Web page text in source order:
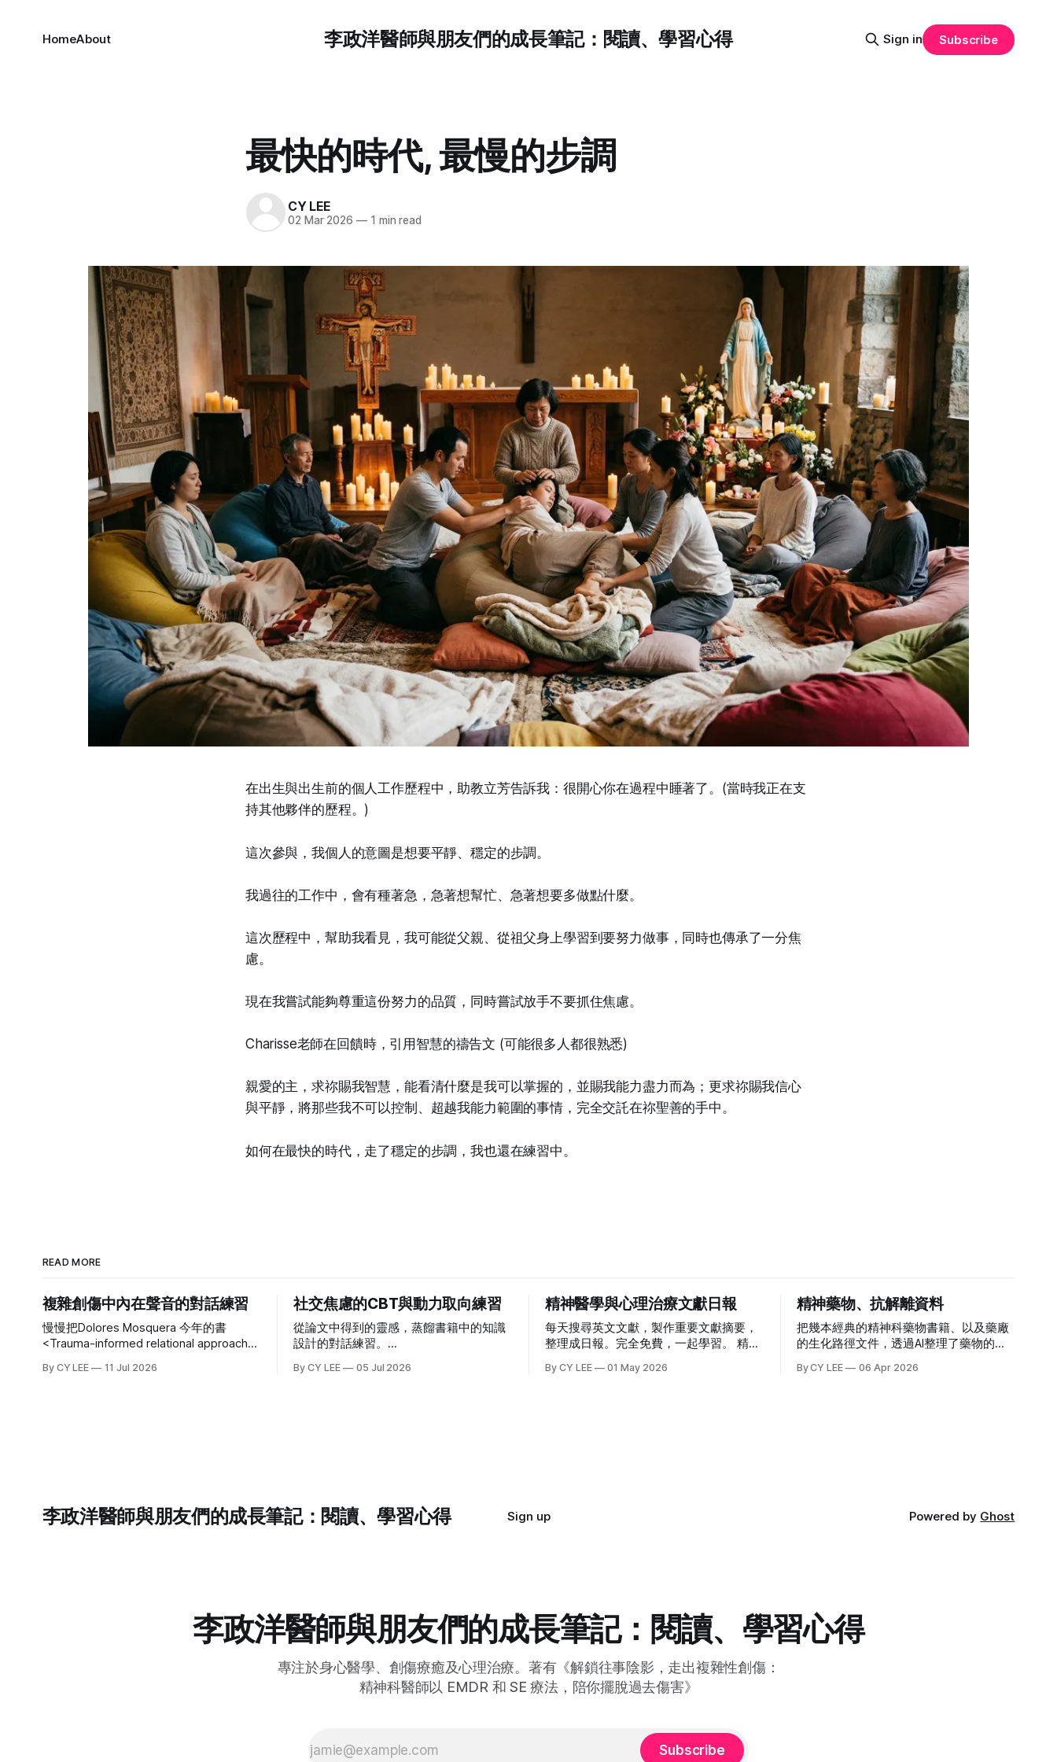
李政洋醫師與朋友們的成長筆記：閱讀、學習心得
HomeAbout Sign in Subscribe
最快的時代, 最慢的步調
CY LEE
02 Mar 2026 —1 min read
在出生與出生前的個人工作歷程中，助教立芳告訴我：很開心你在過程中睡著了。(當時我正在支
持其他夥伴的歷程。)
這次參與，我個人的意圖是想要平靜、穩定的步調。
我過往的工作中，會有種著急，急著想幫忙、急著想要多做點什麼。
這次歷程中，幫助我看見，我可能從父親、從祖父身上學習到要努力做事，同時也傳承了一分焦
慮。
現在我嘗試能夠尊重這份努力的品質，同時嘗試放手不要抓住焦慮。
Charisse老師在回饋時，引用智慧的禱告文 (可能很多人都很熟悉)
親愛的主，求祢賜我智慧，能看清什麼是我可以掌握的，並賜我能力盡力而為；更求祢賜我信心
與平靜，將那些我不可以控制、超越我能力範圍的事情，完全交託在祢聖善的手中。
如何在最快的時代，走了穩定的步調，我也還在練習中。
READ MORE
複雜創傷中內在聲音的對話練習
慢慢把Dolores Mosquera 今年的書
<Trauma-informed relational approach
章節看完了。(真的很慢，有時一天只看1
By CY LEE 11 Jul 2026
社交焦慮的CBT與動力取向練習
從論文中得到的靈感，蒸餾書籍中的知識
設計的對話練習。
anxiety-dialogue-practice/
By CY LEE 05 Jul 2026
精神醫學與心理治療文獻日報
每天搜尋英文文獻，製作重要文獻摘要，
整理成日報。完全免費，一起學習。 精神
診所 治療失眠、心理創傷、注意力不集中
By CY LEE 01 May 2026
精神藥物、抗解離資料
把幾本經典的精神科藥物書籍、以及藥廠
的生化路徑文件，透過AI整理了藥物的相
加入診所有的品項) 精神科藥物生化路徑
By CY LEE 06 Apr 2026
李政洋醫師與朋友們的成長筆記：閱讀、學習心得 Sign up Powered by Ghost
李政洋醫師與朋友們的成長筆記：閱讀、學習心得
專注於身心醫學、創傷療癒及心理治療。著有《解鎖往事陰影，走出複雜性創傷：
精神科醫師以 EMDR 和 SE 療法，陪你擺脫過去傷害》
Subscribe